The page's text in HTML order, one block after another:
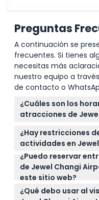
Preguntas
A continuación se
frecuentes. Si tienes
necesitas más
nuestro equipo a
de contacto o
¿Cuáles son los
atracciones de
Las atracciones de
generalmente
última admisión 30
horarios de Canopy
especialmente los
festivos. (sujeto a
momento de la
¿Hay restricciones
actividades en
Sí, algunas
y la Red para
de 110 cm. Los niños
acompañados por
¿Puedo reservar
de Jewel Changi
este sitio web?
Sí, puede reservar
aquí mismo.
¿Qué debo usar al